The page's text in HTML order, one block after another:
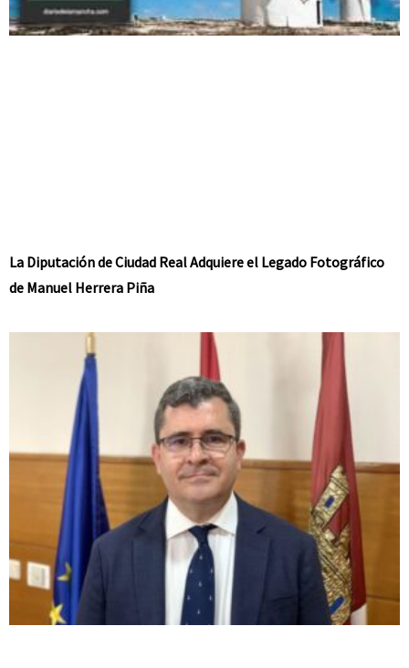
La Diputación de Ciudad Real Adquiere el Legado Fotográfico
de Manuel Herrera Piña